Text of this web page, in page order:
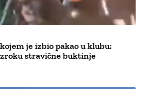
je izbio pakao u klubu:
stravične buktinje